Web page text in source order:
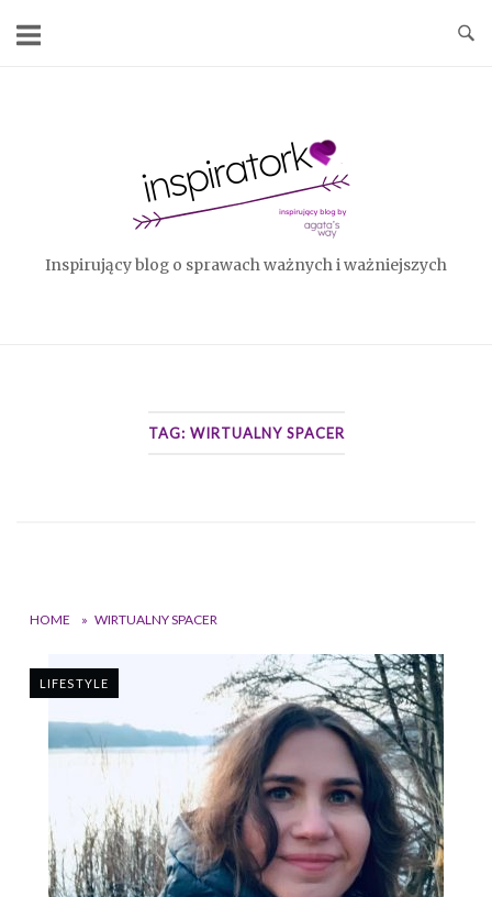
Inspirujący blog o sprawach ważnych i ważniejszych
TAG: WIRTUALNY SPACER
HOME » WIRTUALNY SPACER
LIFESTYLE